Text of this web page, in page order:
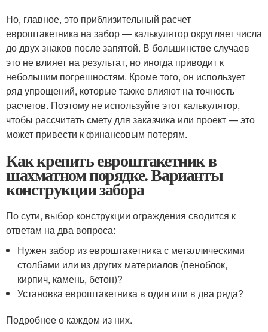
Но, главное, это приблизительный расчет
евроштакетника на забор — калькулятор округляет числа
до двух знаков после запятой. В большинстве случаев
это не влияет на результат, но иногда приводит к
небольшим погрешностям. Кроме того, он использует
ряд упрощений, которые также влияют на точность
расчетов. Поэтому не используйте этот калькулятор,
чтобы рассчитать смету для заказчика или проект — это
может привести к финансовым потерям.
Как крепить евроштакетник в
шахматном порядке. Варианты
конструкции забора
По сути, выбор конструкции ограждения сводится к
ответам на два вопроса:
Нужен забор из евроштакетника с металлическими
столбами или из других материалов (пеноблок,
кирпич, камень, бетон)?
Установка евроштакетника в один или в два ряда?
Подробнее о каждом из них.